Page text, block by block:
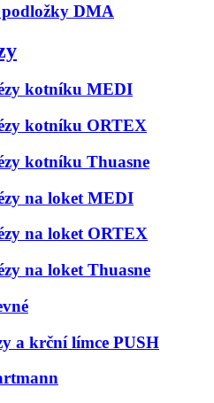
DMA
kotníku MEDI
kotníku ORTEX
kotníku Thuasne
na loket MEDI
na loket ORTEX
na loket Thuasne
a krční límce PUSH